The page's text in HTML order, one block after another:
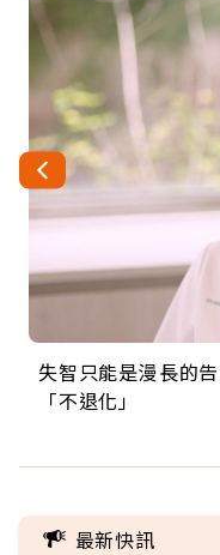
失智只能是漫長的
「不退化」
來自剛果的巧克力
的家，我連作夢都講
63歲卸矽谷副總、
丑」走進安養院，
104歲打破金氏世
手，分享長壽的秘
事業巔峰他選擇追
巨蛋！連CNN都大讚
最新快訊